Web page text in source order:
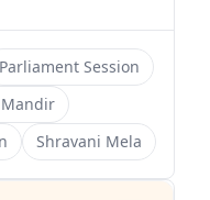
Parliament Session
Mandir
Shravani Mela